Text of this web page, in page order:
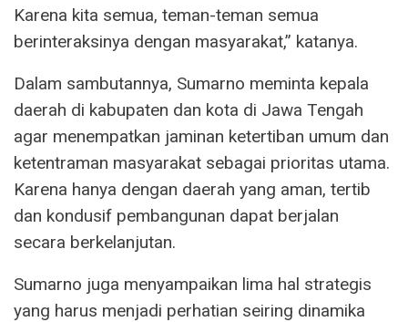
Karena kita semua, teman-teman semua
berinteraksinya dengan masyarakat,” katanya.
Dalam sambutannya, Sumarno meminta kepala
daerah di kabupaten dan kota di Jawa Tengah
agar menempatkan jaminan ketertiban umum dan
ketentraman masyarakat sebagai prioritas utama.
Karena hanya dengan daerah yang aman, tertib
dan kondusif pembangunan dapat berjalan
secara berkelanjutan.
Sumarno juga menyampaikan lima hal strategis
yang harus menjadi perhatian seiring dinamika